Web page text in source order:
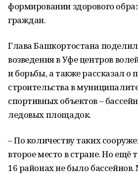
формировании здорового
граждан.
Глава Башкортостана
возведения в Уфе центров
и борьбы, а также рассказал о
строительства в
спортивных объектов –
ледовых площадок.
– По количеству таких
второе место в стране. Но ещё
16 районах не было